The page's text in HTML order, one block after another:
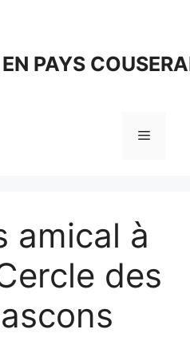
PAYS
Menu
amical à
des